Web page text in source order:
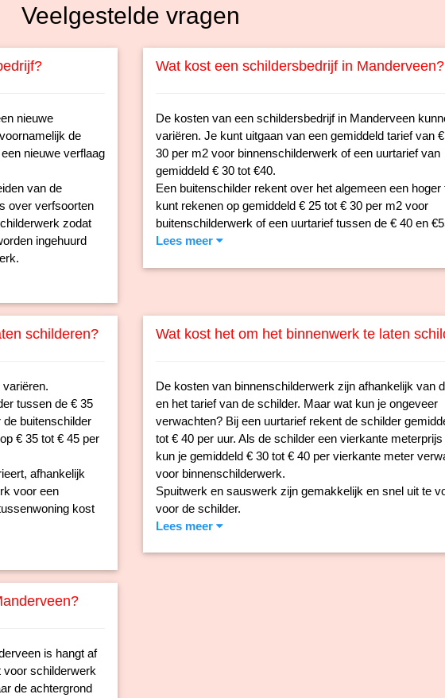
Veelgestelde vragen
nieuwe
de
nieuwe verflaag
van de
over verfsoorten
zodat
ingehuurd
Wat kost een schildersbedrijf in Manderveen?
De kosten van een schildersbedrijf in Manderveen
variëren. Je kunt uitgaan van een gemiddeld tarief van
30 per m2 voor binnenschilderwerk of een uurtarief van
gemiddeld € 30 tot €40.
Een buitenschilder rekent over het algemeen een hoger
kunt rekenen op gemiddeld € 25 tot € 30 per m2 voor
buitenschilderwerk of een uurtarief tussen de € 40 en
Lees meer
schilderen?
tussen de € 35
de buitenschilder
€ 35 tot € 45 per
afhankelijk
voor een
kost
Wat kost het om het binnenwerk te laten
De kosten van binnenschilderwerk zijn afhankelijk van
en het tarief van de schilder. Maar wat kun je ongeveer
verwachten? Bij een uurtarief rekent de schilder
tot € 40 per uur. Als de schilder een vierkante
kun je gemiddeld € 30 tot € 40 per vierkante meter
voor binnenschilderwerk.
Spuitwerk en sauswerk zijn gemakkelijk en snel uit te
voor de schilder.
Lees meer
is hangt af
voor schilderwerk
de achtergrond